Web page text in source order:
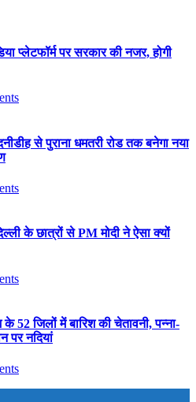
प्लेटफॉर्म पर सरकार की नजर, होगी
से पुराना धमतरी रोड तक बनेगा नया
के छात्रों से PM मोदी ने ऐसा क्यों
जिलों में बारिश की चेतावनी, पन्ना-
पर नदियां